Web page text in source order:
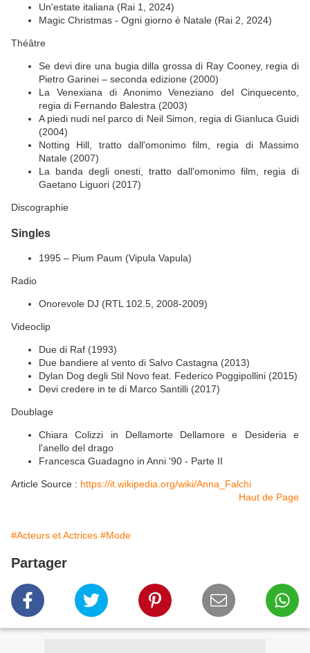
Un'estate italiana (Rai 1, 2024)
Magic Christmas - Ogni giorno è Natale (Rai 2, 2024)
Théâtre
Se devi dire una bugia dilla grossa di Ray Cooney, regia di
Pietro Garinei – seconda edizione (2000)
La Venexiana di Anonimo Veneziano del Cinquecento,
regia di Fernando Balestra (2003)
A piedi nudi nel parco di Neil Simon, regia di Gianluca Guidi
(2004)
Notting Hill, tratto dall'omonimo film, regia di Massimo
Natale (2007)
La banda degli onesti, tratto dall'omonimo film, regia di
Gaetano Liguori (2017)
Discographie
Singles
1995 – Pium Paum (Vipula Vapula)
Radio
Onorevole DJ (RTL 102.5, 2008-2009)
Videoclip
Due di Raf (1993)
Due bandiere al vento di Salvo Castagna (2013)
Dylan Dog degli Stil Novo feat. Federico Poggipollini (2015)
Devi credere in te di Marco Santilli (2017)
Doublage
Chiara Colizzi in Dellamorte Dellamore e Desideria e
l'anello del drago
Francesca Guadagno in Anni '90 - Parte II
Article Source : https://it.wikipedia.org/wiki/Anna_Falchi
Haut de Page
#Acteurs et Actrices #Mode
Partager